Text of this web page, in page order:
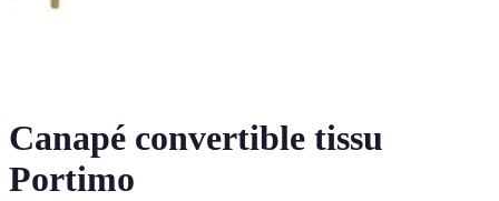
Canapé convertible tissu
Portimo